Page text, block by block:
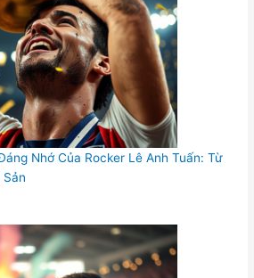
Nhớ Của Rocker Lê Anh Tuấn: Từ